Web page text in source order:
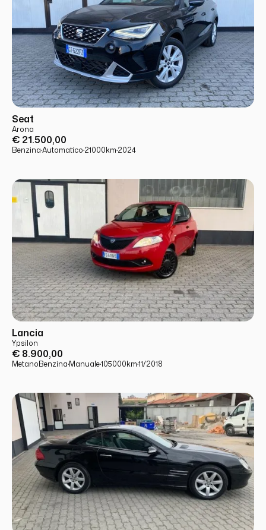
USATO
Seat
Arona
€ 21.500,00
Benzina·Automatico·21000km·2024
USATO
Lancia
Ypsilon
€ 8.900,00
MetanoBenzina·Manuale·105000km·11/2018